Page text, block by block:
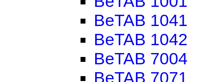
BeTAB 1041
BeTAB 1042
BeTAB 7004
BeTAB 7071